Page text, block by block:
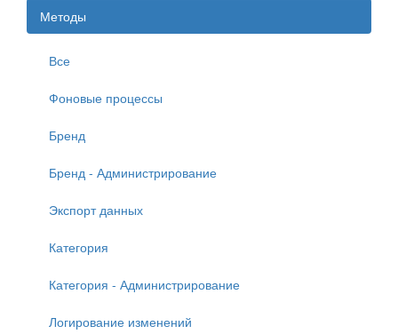
Методы
Все
Фоновые процессы
Бренд
Бренд - Администрирование
Экспорт данных
Категория
Категория - Администрирование
Логирование изменений